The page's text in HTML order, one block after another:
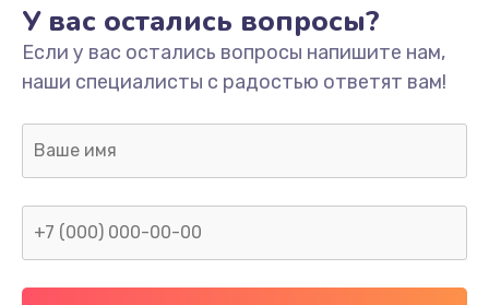
Замена/Pемонт карбюратора
1300 руб.
Заказать
Ремонт капиллярной трубки
400 руб.
У вас остались вопросы?
Если у вас остались вопросы напишите нам,
наши специалисты с радостью ответят вам!